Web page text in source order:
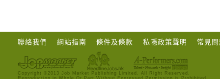
聯絡我們 網站指南 條件及條款 私隱政策聲明 常見
Copyright ©2013 Job Market Publishing Limited. All Right Reserved.
Reproduction in Whole Or Part Without Expressed Permission is Prohibited.